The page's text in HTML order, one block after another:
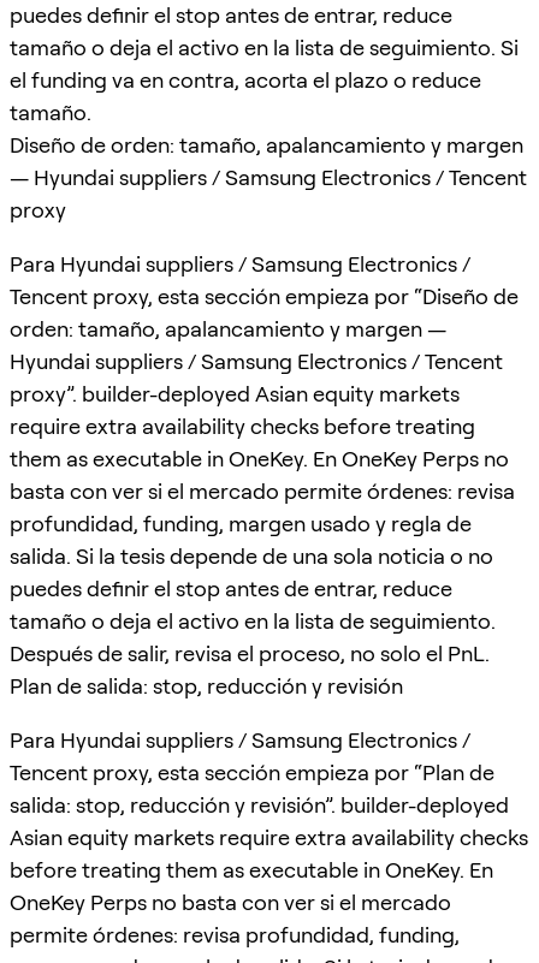
puedes definir el stop antes de entrar, reduce
tamaño o deja el activo en la lista de seguimiento. Si
el funding va en contra, acorta el plazo o reduce
tamaño.
Diseño de orden: tamaño, apalancamiento y margen
— Hyundai suppliers / Samsung Electronics / Tencent
proxy
Para Hyundai suppliers / Samsung Electronics /
Tencent proxy, esta sección empieza por “Diseño de
orden: tamaño, apalancamiento y margen —
Hyundai suppliers / Samsung Electronics / Tencent
proxy”. builder-deployed Asian equity markets
require extra availability checks before treating
them as executable in OneKey. En OneKey Perps no
basta con ver si el mercado permite órdenes: revisa
profundidad, funding, margen usado y regla de
salida. Si la tesis depende de una sola noticia o no
puedes definir el stop antes de entrar, reduce
tamaño o deja el activo en la lista de seguimiento.
Después de salir, revisa el proceso, no solo el PnL.
Plan de salida: stop, reducción y revisión
Para Hyundai suppliers / Samsung Electronics /
Tencent proxy, esta sección empieza por “Plan de
salida: stop, reducción y revisión”. builder-deployed
Asian equity markets require extra availability checks
before treating them as executable in OneKey. En
OneKey Perps no basta con ver si el mercado
permite órdenes: revisa profundidad, funding,